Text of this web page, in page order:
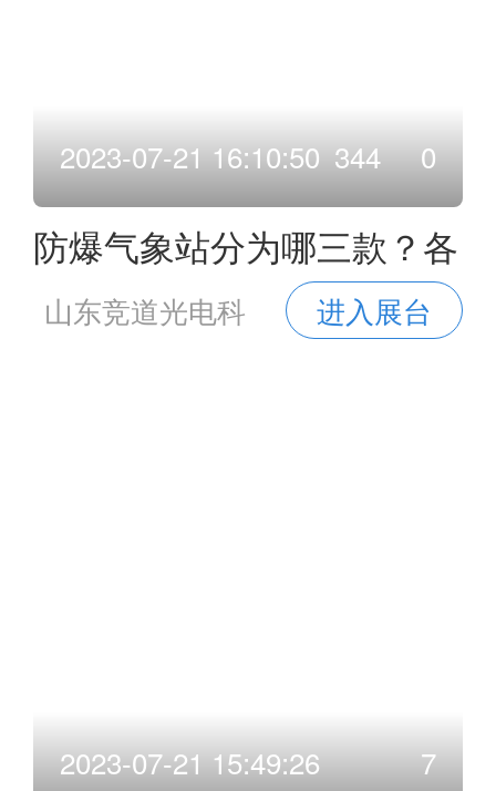
2023-07-21 16:10:50 344 0
防爆气象站分为哪三款？各
自的工作原理有哪些
山东竞道光电科
进入展台
2023-07-21 15:49:26 7